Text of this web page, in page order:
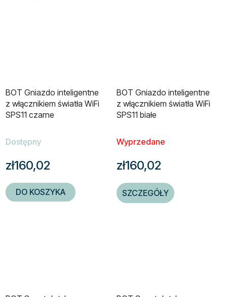
BOT Gniazdo inteligentne
z włącznikiem światła WiFi
SPS11 czarne
Dostępny
zł160,02
DO KOSZYKA
BOT Gniazdo inteligentne
z włącznikiem światła WiFi
SPS11 białe
Wyprzedane
zł160,02
SZCZEGÓŁY